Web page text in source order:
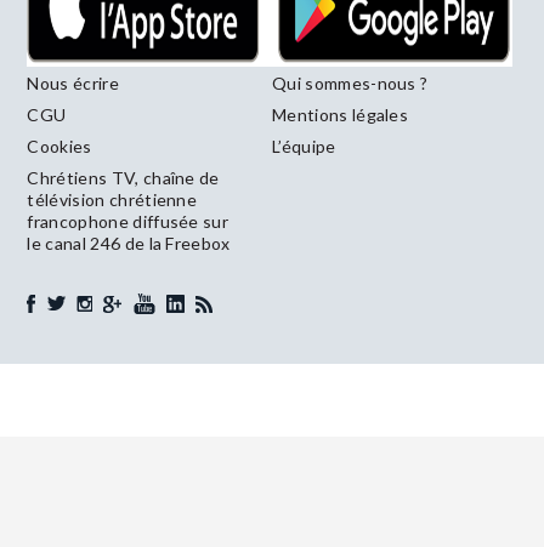
Nous écrire
Qui sommes-nous ?
CGU
Mentions légales
Cookies
L’équipe
Chrétiens TV, chaîne de
télévision chrétienne
francophone diffusée sur
le canal 246 de la Freebox